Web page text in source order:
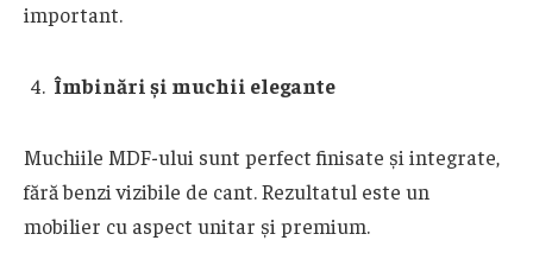
important.
Îmbinări și muchii elegante
Muchiile MDF-ului sunt perfect finisate și integrate,
fără benzi vizibile de cant. Rezultatul este un
mobilier cu aspect unitar și premium.